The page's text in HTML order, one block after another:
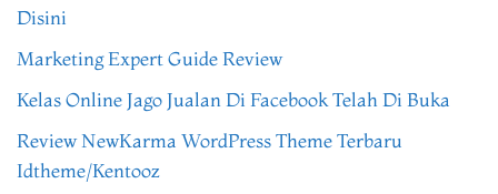
Disini
Marketing Expert Guide Review
Kelas Online Jago Jualan Di Facebook Telah Di Buka
Review NewKarma WordPress Theme Terbaru
Idtheme/Kentooz